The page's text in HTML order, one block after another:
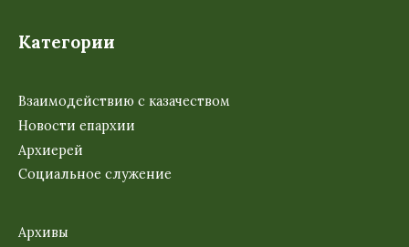
Категории
Взаимодействию с казачеством
Новости епархии
Архиерей
Социальное служение
Архивы